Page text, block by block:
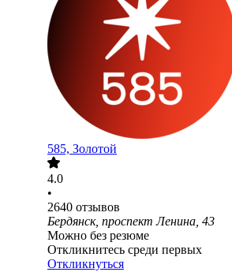
585, Золотой
4.0
•
2640 отзывов
Бердянск, проспект Ленина, 43
Можно без резюме
Откликнитесь среди первых
Откликнуться